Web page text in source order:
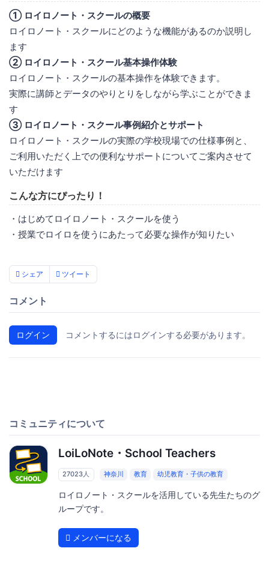
① ロイロノート・スクールの概要
ロイロノート・スクールにどのような機能があるのか説明し
ます
② ロイロノート・スクール基本操作体験
ロイロノート・スクールの基本操作を体験できます。
実際に講師とデータのやりとりをしながら学ぶことができま
す
③ ロイロノート・スクール事例紹介とサポート
ロイロノート・スクールの実際の学校現場での仕様事例と、
ご利用いただく上での便利なサポートについてご案内させて
いただけます
こんな方にぴったり！
・はじめてロイロノート・スクールを使う
・授業でロイロを使うにあたって必要な操作が知りたい
シェア ツイート
コメント
ログイン コメントするにはログインする必要があります。
コミュニティについて
LoiLoNote・School Teachers
27023人 神奈川 教育 幼児教育・子供の教育
ロイロノート・スクールを活用している先生たちのグ
ループです。
メンバーになる